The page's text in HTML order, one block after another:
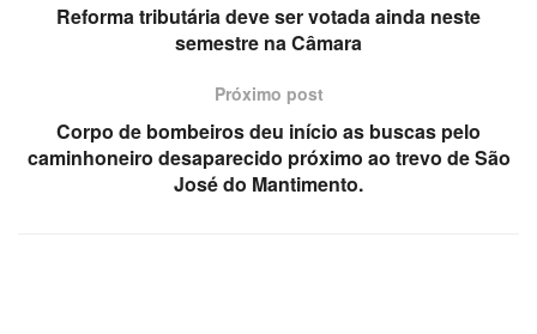
Reforma tributária deve ser votada ainda neste
semestre na Câmara
Próximo post
Corpo de bombeiros deu início as buscas pelo
caminhoneiro desaparecido próximo ao trevo de São
José do Mantimento.